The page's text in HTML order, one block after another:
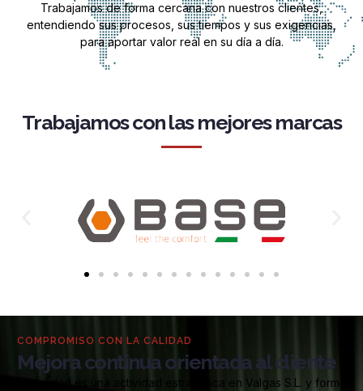
Trabajamos de forma cercana con nuestros clientes,
entendiendo sus procesos, sus tiempos y sus exigencias,
para aportar valor real en su día a día.
Trabajamos con las mejores marcas
COMPROMISO CON LA CALIDAD
Mejora continua orientada al cliente
La calidad es una actividad estratégica en Valgas S.L. y forma